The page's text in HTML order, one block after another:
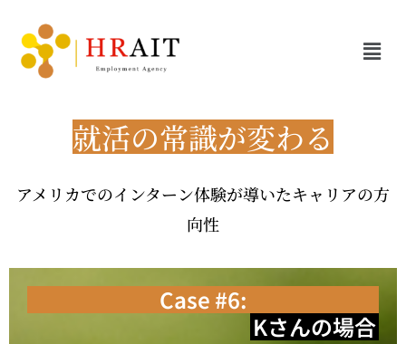
就活の常識が変わる
アメリカでのインターン体験が導いたキャリアの方
向性
Case #6:
Kさんの場合